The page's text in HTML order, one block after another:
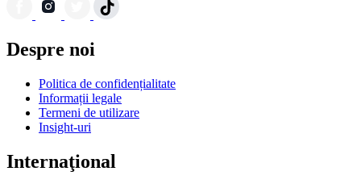
Despre noi
Politica de confidențialitate
Informații legale
Termeni de utilizare
Insight-uri
Internaţional